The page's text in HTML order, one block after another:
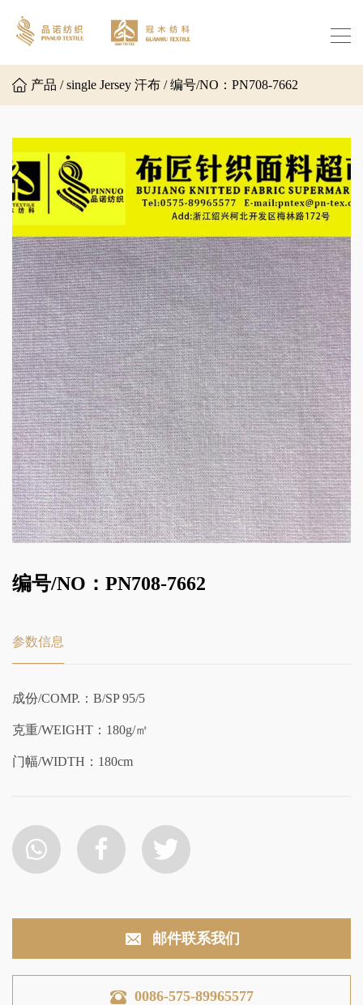
产品 / single Jersey 汗布 / 编号/NO：PN708-7662
编号/NO：PN708-7662
参数信息
成份/COMP.：B/SP 95/5
克重/WEIGHT：180g/㎡
门幅/WIDTH：180cm
邮件联系我们
0086-575-89965577